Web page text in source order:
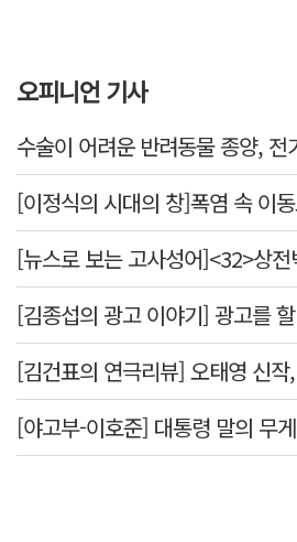
오피니언 기사
[야고부-이호준] 대통령 말의 무게